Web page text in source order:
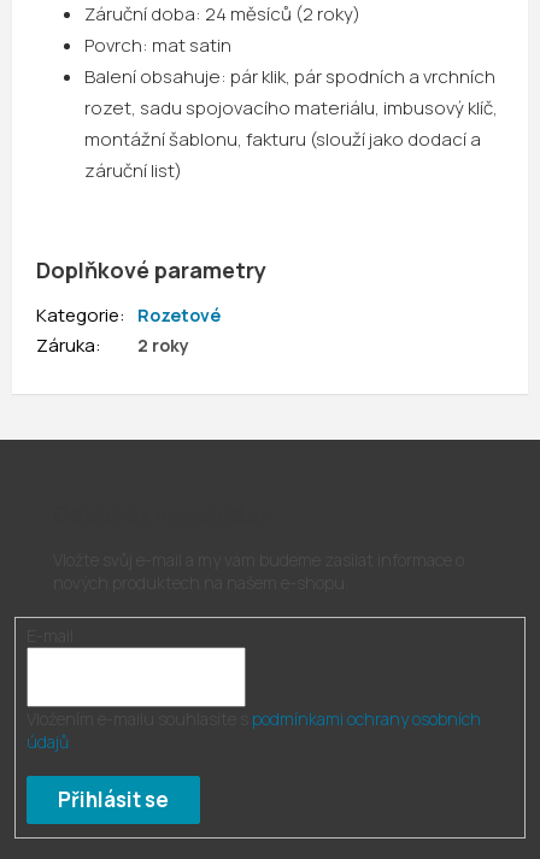
Záruční doba: 24 měsíců (2 roky)
Povrch: mat satin
Balení obsahuje: pár klik, pár spodních a vrchních
rozet, sadu spojovacího materiálu, imbusový klíč,
montážní šablonu, fakturu (slouží jako dodací a
záruční list)
Doplňkové parametry
Kategorie: Rozetové
Záruka: 2 roky
podmínkami ochrany osobních
údajů
Přihlásit se